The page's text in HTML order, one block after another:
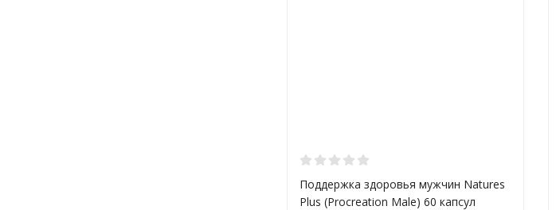
Поддержка здоровья мужчин Natures
Plus (Procreation Male) 60 капсул